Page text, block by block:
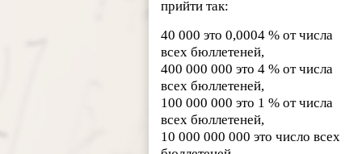
прийти так:
40 000 это 0,0004 % от числа
всех бюллетеней,
400 000 000 это 4 % от числа
всех бюллетеней,
100 000 000 это 1 % от числа
всех бюллетеней,
10 000 000 000 это число всех